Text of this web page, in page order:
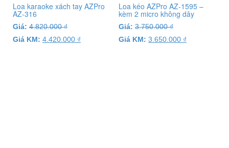
Loa karaoke xách tay AZPro
AZ-316
Giá: 4.820.000₫
Giá KM: 4.420.000 ₫
Loa kéo AZPro AZ-1595 –
kèm 2 micro không dây
Giá: 3.750.000₫
Giá KM: 3.650.000 ₫